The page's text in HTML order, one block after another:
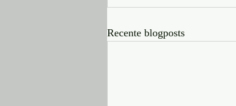
Recente blogposts